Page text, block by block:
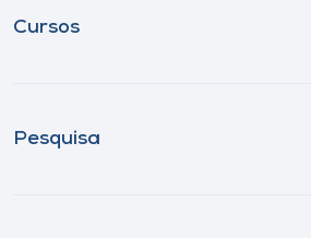
Cursos
Pesquisa